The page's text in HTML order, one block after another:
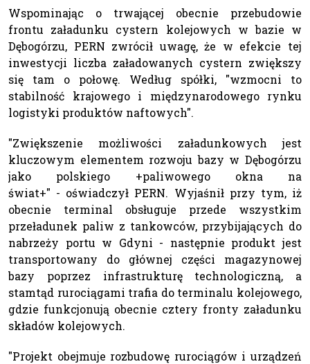
Wspominając o trwającej obecnie przebudowie
frontu załadunku cystern kolejowych w bazie w
Dębogórzu, PERN zwrócił uwagę, że w efekcie tej
inwestycji liczba załadowanych cystern zwiększy
się tam o połowę. Według spółki, "wzmocni to
stabilność krajowego i międzynarodowego rynku
logistyki produktów naftowych".
"Zwiększenie możliwości załadunkowych jest
kluczowym elementem rozwoju bazy w Dębogórzu
jako polskiego +paliwowego okna na
świat+" - oświadczył PERN. Wyjaśnił przy tym, iż
obecnie terminal obsługuje przede wszystkim
przeładunek paliw z tankowców, przybijających do
nabrzeży portu w Gdyni - następnie produkt jest
transportowany do głównej części magazynowej
bazy poprzez infrastrukturę technologiczną, a
stamtąd rurociągami trafia do terminalu kolejowego,
gdzie funkcjonują obecnie cztery fronty załadunku
składów kolejowych.
"Projekt obejmuje rozbudowę rurociągów i urządzeń